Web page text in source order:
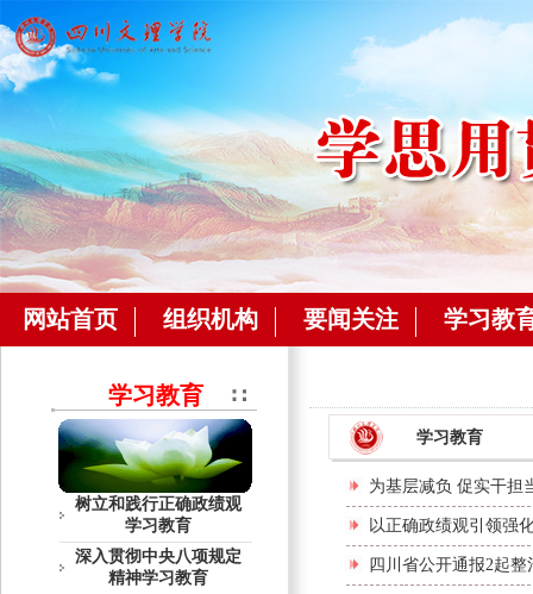
网站首页 组织机构 要闻关注 学习教
学习教育
树立和践行正确政绩观
学习教育
深入贯彻中央八项规定
精神学习教育
学习教育
为基层减负 促实干
以正确政绩观引领强
四川省公开通报2起